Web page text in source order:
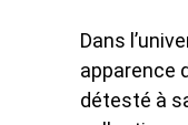
Dans
apparence
détesté à